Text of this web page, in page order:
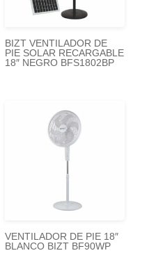
BIZT VENTILADOR DE
PIE SOLAR RECARGABLE
18″ NEGRO BFS1802BP
VENTILADOR DE PIE 18″
BLANCO BIZT BF90WP